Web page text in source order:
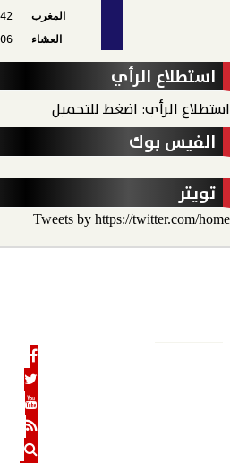
المغرب
العشاء
استطلاع الرأي
استطلاع الرأي: اضغط للتحميل
الفيس بوك
تويتر
Tweets by https://twitter.com/home